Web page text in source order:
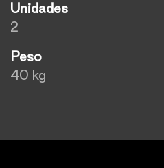
Unidades
2
Peso
40 kg